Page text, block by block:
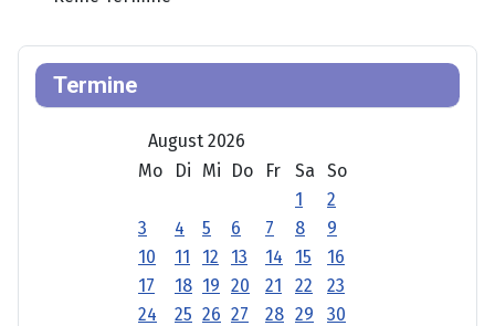
Termine
August 2026
Mo
Di Mi Do Fr Sa
So
1
2
3
4 5 6 7 8
9
10
11 12 13 14 15
16
17
18 19 20 21 22
23
24
25 26 27 28 29
30